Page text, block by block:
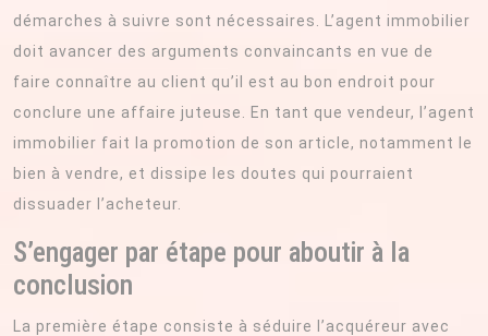
démarches à suivre sont nécessaires. L’agent immobilier
doit avancer des arguments convaincants en vue de
faire connaître au client qu’il est au bon endroit pour
conclure une affaire juteuse. En tant que vendeur, l’agent
immobilier fait la promotion de son article, notamment le
bien à vendre, et dissipe les doutes qui pourraient
dissuader l’acheteur.
S’engager par étape pour aboutir à la
conclusion
La première étape consiste à séduire l’acquéreur avec